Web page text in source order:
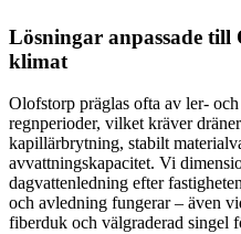
Lösningar anpassade till
klimat
Olofstorp präglas ofta av ler-
regnperioder, vilket kräver
kapillärbrytning, stabilt
avvattningskapacitet. Vi
dagvattenledning efter
och avledning fungerar – även
fiberduk och välgraderad singel